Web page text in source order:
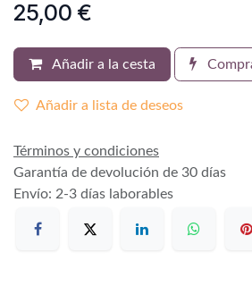
25,00 €
Añadir a la cesta
Añadir a lista de deseos
Términos y condiciones
Garantía de devolución de 30 días
Envío: 2-3 días laborables